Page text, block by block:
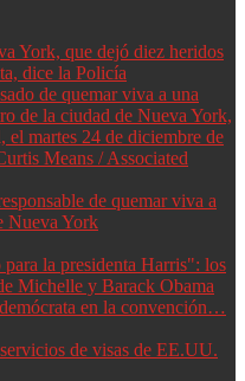
York, que dejó diez heridos
dice la Policía
de quemar viva a
Nueva York
la presidenta Harris": los
Michelle y Barack Obama
en la convención…
de visas de EE.UU.